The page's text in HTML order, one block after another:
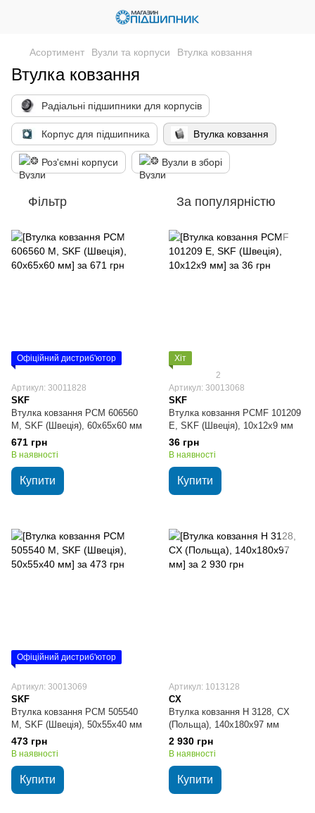
Асортимент Вузли та корпуси Втулка ковзання
Втулка ковзання
Радіальні підшипники для корпусів
Корпус для підшипника Втулка ковзання
Роз'ємні корпуси Вузли в зборі
Фільтр За популярністю
Офіційний дистриб'ютор
Артикул: 30011828
SKF
Втулка ковзання PCM 606560
M, SKF (Швеція), 60х65х60 мм
671 грн
В наявності
Купити
Хіт
2
Артикул: 30013068
SKF
Втулка ковзання PCMF 101209
E, SKF (Швеція), 10х12х9 мм
36 грн
В наявності
Купити
Офіційний дистриб'ютор
Артикул: 30013069
SKF
Втулка ковзання PCM 505540
M, SKF (Швеція), 50х55х40 мм
473 грн
В наявності
Купити
Артикул: 1013128
CX
Втулка ковзання H 3128, CX
(Польща), 140х180х97 мм
2 930 грн
В наявності
Купити